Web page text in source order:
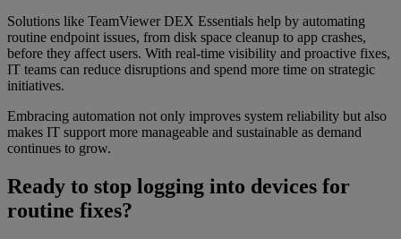
Solutions like TeamViewer DEX Essentials help by automating
routine endpoint issues, from disk space cleanup to app crashes,
before they affect users. With real-time visibility and proactive fixes,
IT teams can reduce disruptions and spend more time on strategic
initiatives.
Embracing automation not only improves system reliability but also
makes IT support more manageable and sustainable as demand
continues to grow.
Ready to stop logging into devices for
routine fixes?